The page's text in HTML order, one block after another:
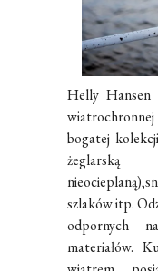
Helly Hansen
bogatej
szlaków itp.
odpornych
materiałów.